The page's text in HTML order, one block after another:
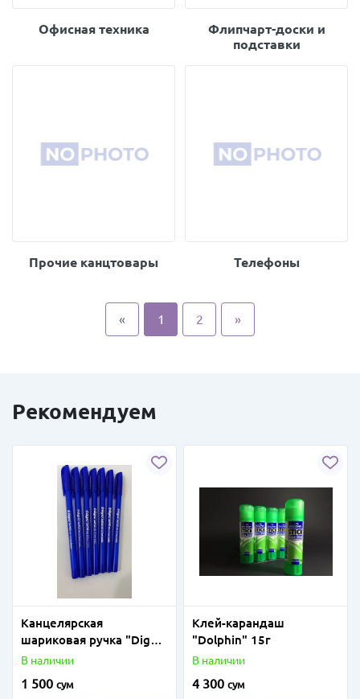
Офисная техника
Флипчарт-доски и
подставки
Прочие канцтовары Телефоны
« 1 2 »
Рекомендуем
Канцелярская
шариковая ручка "Digno
Super NX" (Синяя)
В наличии
1 500 сум
Клей-карандаш
"Dolphin" 15г
В наличии
4 300 сум